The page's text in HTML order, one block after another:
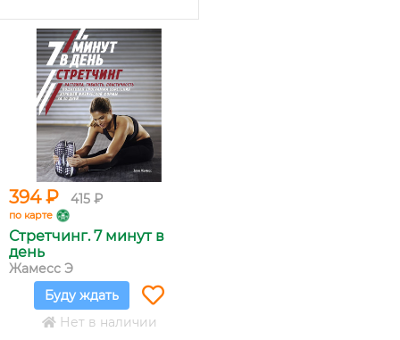
394 ₽ 415 ₽
по карте
Стретчинг. 7 минут в
день
Жамесс Э
Буду ждать
Нет в наличии